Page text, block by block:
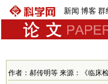
新闻 博客 群
作者：郝传明等 来源：《临床